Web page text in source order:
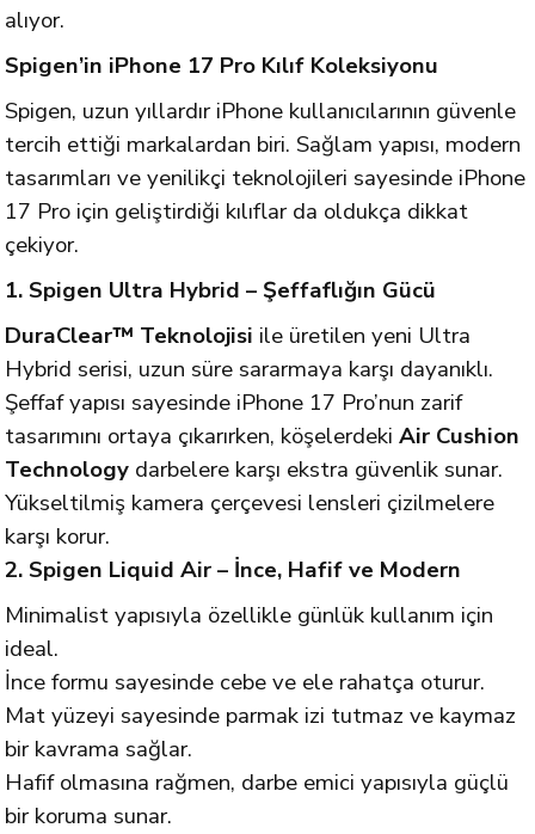
alıyor.
Spigen’in iPhone 17 Pro Kılıf Koleksiyonu
Spigen, uzun yıllardır iPhone kullanıcılarının güvenle
tercih ettiği markalardan biri. Sağlam yapısı, modern
tasarımları ve yenilikçi teknolojileri sayesinde iPhone
17 Pro için geliştirdiği kılıflar da oldukça dikkat
çekiyor.
1. Spigen Ultra Hybrid – Şeffaflığın Gücü
DuraClear™ Teknolojisi ile üretilen yeni Ultra
Hybrid serisi, uzun süre sararmaya karşı dayanıklı.
Şeffaf yapısı sayesinde iPhone 17 Pro’nun zarif
tasarımını ortaya çıkarırken, köşelerdeki Air Cushion
Technology darbelere karşı ekstra güvenlik sunar.
Yükseltilmiş kamera çerçevesi lensleri çizilmelere
karşı korur.
2. Spigen Liquid Air – İnce, Hafif ve Modern
Minimalist yapısıyla özellikle günlük kullanım için
ideal.
İnce formu sayesinde cebe ve ele rahatça oturur.
Mat yüzeyi sayesinde parmak izi tutmaz ve kaymaz
bir kavrama sağlar.
Hafif olmasına rağmen, darbe emici yapısıyla güçlü
bir koruma sunar.